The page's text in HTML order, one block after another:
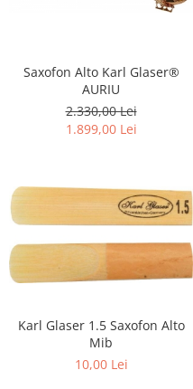
Saxofon Alto Karl Glaser®
AURIU
2.330,00 Lei
1.899,00 Lei
Karl Glaser 1.5 Saxofon Alto
Mib
10,00 Lei